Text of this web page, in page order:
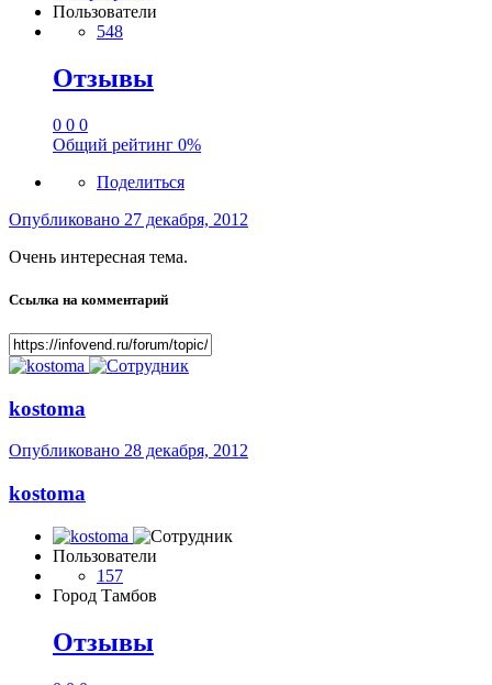
Пользователи
548
Отзывы
0 0 0
Общий рейтинг 0%
Поделиться
Опубликовано 27 декабря, 2012
Очень интересная тема.
Ссылка на комментарий
kostoma
Опубликовано 28 декабря, 2012
kostoma
Пользователи
157
Город Тамбов
Отзывы